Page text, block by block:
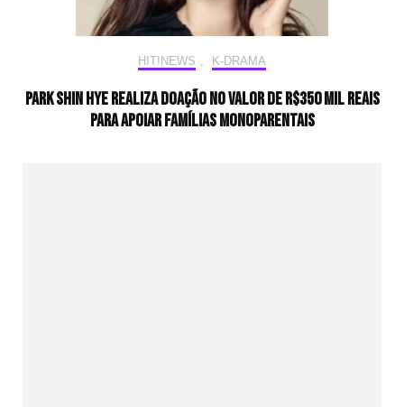
HIT!NEWS K-DRAMA
Park Shin Hye realiza doação no valor de R$350 mil reais
para apoiar famílias monoparentais